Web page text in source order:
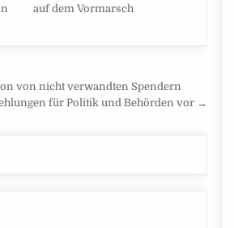
auf dem Vormarsch
von nicht verwandten Spendern
für Politik und Behörden vor →